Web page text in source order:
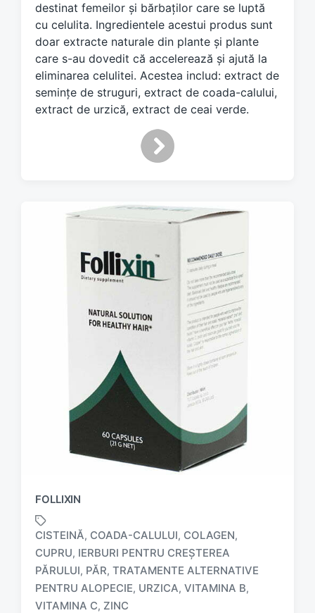
d
w
i
t
h
destinat femeilor și bărbaților care se luptă
cu celulita. Ingredientele acestui produs sunt
doar extracte naturale din plante și plante
care s-au dovedit că accelerează și ajută la
eliminarea celulitei. Acestea includ: extract de
semințe de struguri, extract de coada-calului,
extract de urzică, extract de ceai verde.
FOLLIXIN
T
a
g
CISTEINĂ, COADA-CALULUI, COLAGEN,
CUPRU, IERBURI PENTRU CREȘTEREA
PĂRULUI, PĂR, TRATAMENTE ALTERNATIVE
PENTRU ALOPECIE, URZICA, VITAMINA B,
VITAMINA C, ZINC